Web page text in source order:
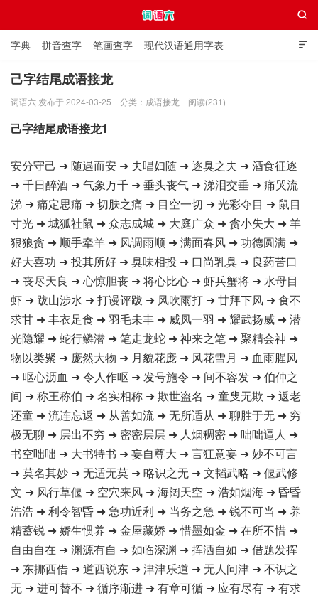

字典 拼音查字 笔画查字 现代汉语通用字表
通用规范汉字表 叠字大全

己字结尾成语接龙
词语六 发布于 2024-03-25 分类： 成语接龙 阅读(231)
己字结尾成语接龙1
安分守己 ➜ 随遇而安 ➜ 夫唱妇随 ➜ 逐臭之夫 ➜ 酒食征逐
➜ 千日醉酒 ➜ 气象万千 ➜ 垂头丧气 ➜ 涕泪交垂 ➜ 痛哭流
涕 ➜ 痛定思痛 ➜ 切肤之痛 ➜ 目空一切 ➜ 光彩夺目 ➜ 鼠目
寸光 ➜ 城狐社鼠 ➜ 众志成城 ➜ 大庭广众 ➜ 贪小失大 ➜ 羊
狠狼贪 ➜ 顺手牵羊 ➜ 风调雨顺 ➜ 满面春风 ➜ 功德圆满 ➜
好大喜功 ➜ 投其所好 ➜ 臭味相投 ➜ 口尚乳臭 ➜ 良药苦口
➜ 丧尽天良 ➜ 心惊胆丧 ➜ 将心比心 ➜ 虾兵蟹将 ➜ 水母目
虾 ➜ 跋山涉水 ➜ 打谩评跋 ➜ 风吹雨打 ➜ 甘拜下风 ➜ 食不
求甘 ➜ 丰衣足食 ➜ 羽毛未丰 ➜ 威凤一羽 ➜ 耀武扬威 ➜ 潜
光隐耀 ➜ 蛇行鳞潜 ➜ 笔走龙蛇 ➜ 神来之笔 ➜ 聚精会神 ➜
物以类聚 ➜ 庞然大物 ➜ 月貌花庞 ➜ 风花雪月 ➜ 血雨腥风
➜ 呕心沥血 ➜ 令人作呕 ➜ 发号施令 ➜ 间不容发 ➜ 伯仲之
间 ➜ 称王称伯 ➜ 名实相称 ➜ 欺世盗名 ➜ 童叟无欺 ➜ 返老
还童 ➜ 流连忘返 ➜ 从善如流 ➜ 无所适从 ➜ 聊胜于无 ➜ 穷
极无聊 ➜ 层出不穷 ➜ 密密层层 ➜ 人烟稠密 ➜ 咄咄逼人 ➜
书空咄咄 ➜ 大书特书 ➜ 妄自尊大 ➜ 言狂意妄 ➜ 妙不可言
➜ 莫名其妙 ➜ 无适无莫 ➜ 略识之无 ➜ 文韬武略 ➜ 偃武修
文 ➜ 风行草偃 ➜ 空穴来风 ➜ 海阔天空 ➜ 浩如烟海 ➜ 昏昏
浩浩 ➜ 利令智昏 ➜ 急功近利 ➜ 当务之急 ➜ 锐不可当 ➜ 养
精蓄锐 ➜ 娇生惯养 ➜ 金屋藏娇 ➜ 惜墨如金 ➜ 在所不惜 ➜
自由自在 ➜ 渊源有自 ➜ 如临深渊 ➜ 挥洒自如 ➜ 借题发挥
➜ 东挪西借 ➜ 道西说东 ➜ 津津乐道 ➜ 无人问津 ➜ 不识之
无 ➜ 进可替不 ➜ 循序渐进 ➜ 有章可循 ➜ 应有尽有 ➜ 有求